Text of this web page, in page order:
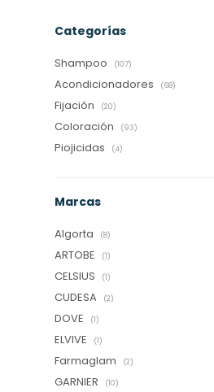
Categorías
Shampoo (107)
Acondicionadores (68)
Fijación (20)
Coloración (93)
Piojicidas (4)
Marcas
Algorta (8)
ARTOBE (1)
CELSIUS (1)
CUDESA (2)
DOVE (1)
ELVIVE (1)
Farmaglam (2)
GARNIER (10)